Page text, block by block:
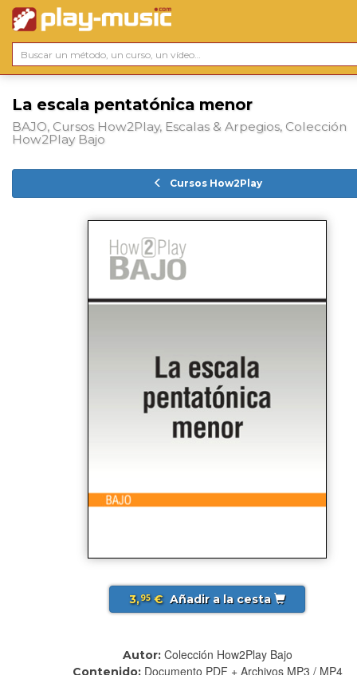
La escala pentatónica menor
BAJO, Cursos How2Play, Escalas & Arpegios, Colección
How2Play Bajo
Cursos How2Play
3,95€ Añadir a la cesta
Autor: Colección How2Play Bajo
Contenido: Documento PDF + Archivos MP3 / MP4